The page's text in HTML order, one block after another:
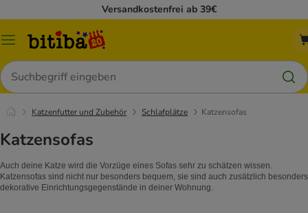
Versandkostenfrei ab 39€
Menü
Suchen
Katzenfutter und Zubehör Schlafplätze Katzensofas
Katzensofas
Auch deine Katze wird die Vorzüge eines Sofas sehr zu schätzen wissen.
Katzensofas sind nicht nur besonders bequem, sie sind auch zusätzlich besonders
dekorative Einrichtungsgegenstände in deiner Wohnung.